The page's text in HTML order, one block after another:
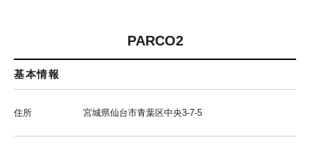
PARCO2
基本情報
住所 宮城県仙台市青葉区中央3-7-5